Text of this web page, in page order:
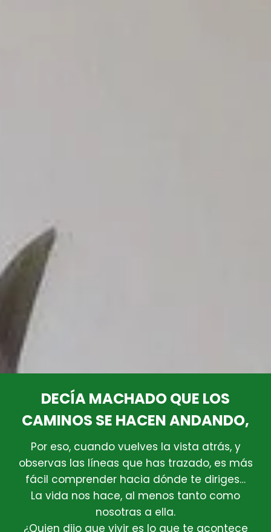
DECÍA MACHADO QUE LOS
CAMINOS SE HACEN ANDANDO,
Por eso, cuando vuelves la vista atrás, y
observas las líneas que has trazado, es más
fácil comprender hacia dónde te diriges…
La vida nos hace, al menos tanto como
nosotras a ella.
¿Quien dijo que vivir es lo que te acontece